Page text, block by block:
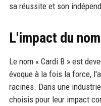
sa réussite et son
L'impact du
Le nom « Cardi B » est
évoque à la fois la force,
racines. Dans une
choisis pour leur impact